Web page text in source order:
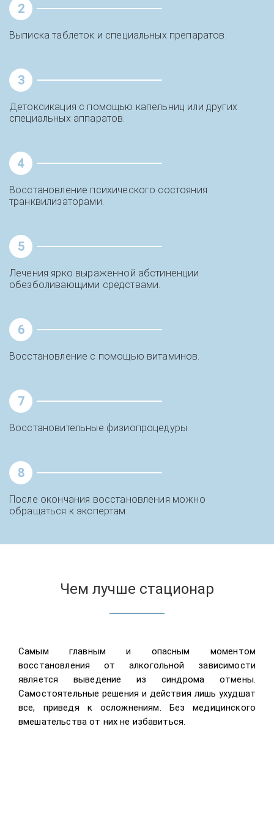
2
Выписка таблеток и специальных препаратов.
3
Детоксикация с помощью капельниц или других
специальных аппаратов.
4
Восстановление психического состояния
транквилизаторами.
5
Лечения ярко выраженной абстиненции
обезболивающими средствами.
6
Восстановление с помощью витаминов.
7
Восстановительные физиопроцедуры.
8
После окончания восстановления можно
обращаться к экспертам.
Чем лучше стационар
Самым главным и опасным моментом
восстановления от алкогольной зависимости
является выведение из синдрома отмены.
Самостоятельные решения и действия лишь ухудшат
все, приведя к осложнениям. Без медицинского
вмешательства от них не избавиться.